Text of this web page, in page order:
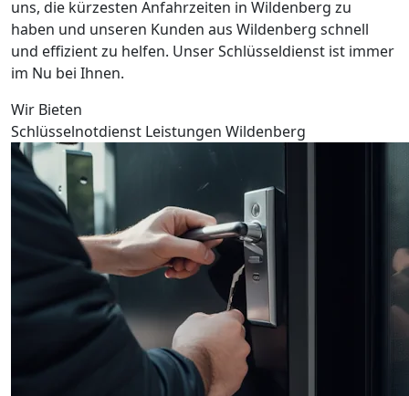
uns, die kürzesten Anfahrzeiten in Wildenberg zu
haben und unseren Kunden aus Wildenberg schnell
und effizient zu helfen. Unser Schlüsseldienst ist immer
im Nu bei Ihnen.
Wir Bieten
Schlüsselnotdienst Leistungen Wildenberg